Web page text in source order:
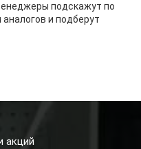
подскажут по
и подберут
акций